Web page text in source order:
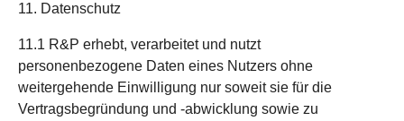
11. Datenschutz
11.1 R&P erhebt, verarbeitet und nutzt
personenbezogene Daten eines Nutzers ohne
weitergehende Einwilligung nur soweit sie für die
Vertragsbegründung und -abwicklung sowie zu